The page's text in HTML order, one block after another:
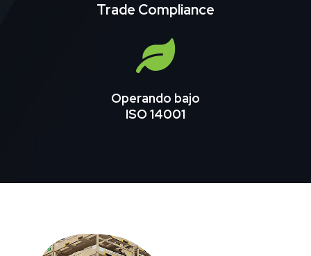
Trade Compliance
Operando bajo
ISO 14001